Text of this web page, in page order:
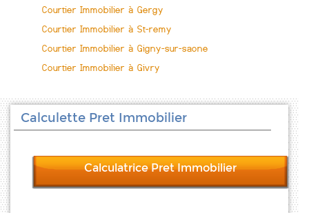
Courtier Immobilier à Gergy
Courtier Immobilier à St-remy
Courtier Immobilier à Gigny-sur-saone
Courtier Immobilier à Givry
Calculette Pret Immobilier
Calculatrice Pret Immobilier